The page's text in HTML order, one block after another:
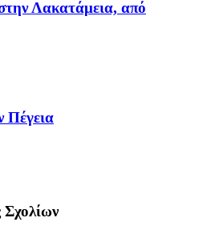
Λακατάμεια, από
Πέγεια
Σχολίων